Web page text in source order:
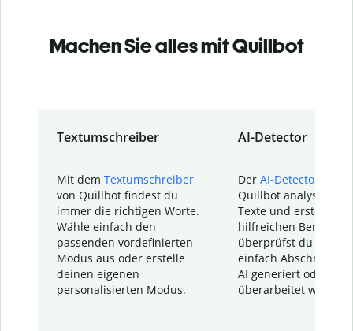
Machen Sie alles mit Quillbot
Textumschreiber
Mit dem Textumschreiber
von Quillbot findest du
immer die richtigen Worte.
Wähle einfach den
passenden vordefinierten
Modus aus oder erstelle
deinen eigenen
personalisierten Modus.
AI-Detector
Der AI-Detector
Quillbot analysiert
Texte und erstellt
hilfreichen Bericht.
überprüfst du
einfach Abschnitte,
AI generiert oder
überarbeitet wurden.